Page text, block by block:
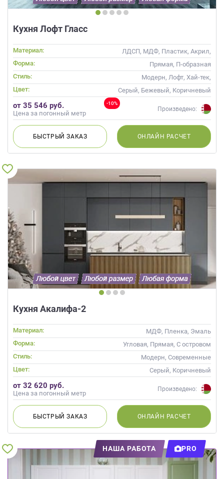
Кухня Лофт Гласс
Материал:
ЛДСП, МДФ, Пластик, Акрил,
Alvic / УФ лак, Стекло
Форма:
Прямая, П-образная
Стиль:
Модерн, Лофт, Хай-тек,
Современные
Цвет: Серый, Бежевый, Коричневый
-10%
от 35 546 руб.
Цена за погонный метр
Произведено:
БЫСТРЫЙЗАКАЗ ОНЛАЙН РАСЧЕТ
Кухня Акалифа-2
Материал:
МДФ, Пленка, Эмаль
Форма:
Угловая, Прямая, С островом
Стиль:
Модерн, Современные
Цвет:
Серый, Коричневый
от 32 620 руб.
Цена за погонный метр
Произведено:
БЫСТРЫЙЗАКАЗ ОНЛАЙН РАСЧЕТ
НАША РАБОТА PRO